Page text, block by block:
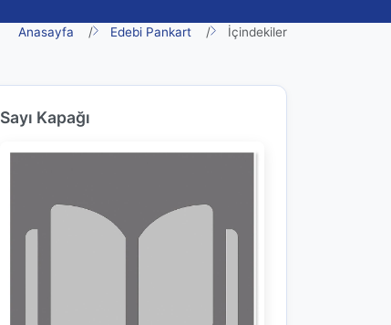
Anasayfa Edebi Pankart İçindekiler
Sayı Kapağı